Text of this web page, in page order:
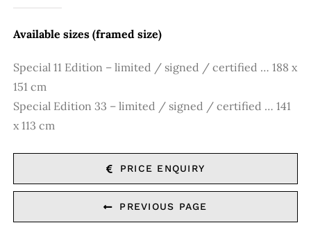
Available sizes (framed size)
Special 11 Edition – limited / signed / certified … 188 x
151 cm
Special Edition 33 – limited / signed / certified … 141
x 113 cm
PRICE ENQUIRY
PREVIOUS PAGE